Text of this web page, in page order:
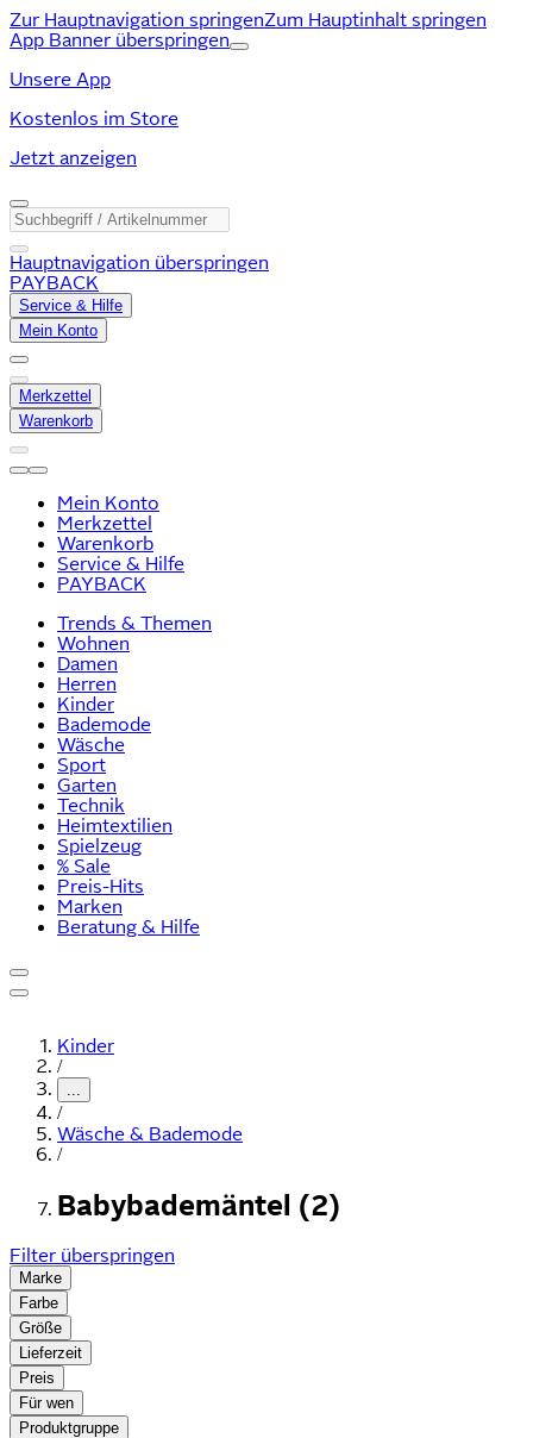
Zur Hauptnavigation springenZum Hauptinhalt springen
App Banner überspringen
Unsere App
Kostenlos im Store
Jetzt anzeigen
Hauptnavigation überspringen
PAYBACK
Service & Hilfe
Mein Konto
Merkzettel
Warenkorb
Mein Konto
Merkzettel
Warenkorb
Service & Hilfe
PAYBACK
Trends & Themen
Wohnen
Damen
Herren
Kinder
Bademode
Wäsche
Sport
Garten
Technik
Heimtextilien
Spielzeug
% Sale
Preis-Hits
Marken
Beratung & Hilfe
Kinder
/
...
/
Wäsche & Bademode
/
Babybademäntel (2)
Filter überspringen
Marke
Farbe
Größe
Lieferzeit
Preis
Für wen
Produktgruppe